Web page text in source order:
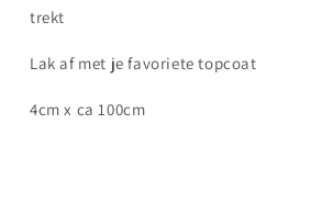
trekt
Lak af met je favoriete topcoat
4cm x ca 100cm